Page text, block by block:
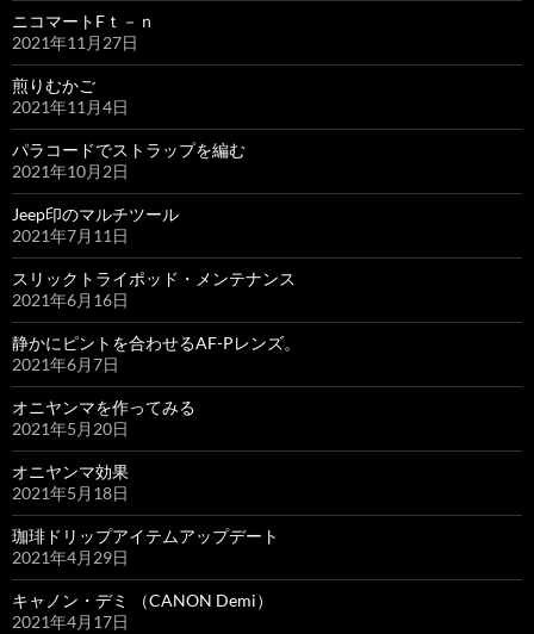
ニコマートFｔ－ｎ
2021年11月27日
煎りむかご
2021年11月4日
パラコードでストラップを編む
2021年10月2日
Jeep印のマルチツール
2021年7月11日
スリックトライポッド・メンテナンス
2021年6月16日
静かにピントを合わせるAF-Pレンズ。
2021年6月7日
オニヤンマを作ってみる
2021年5月20日
オニヤンマ効果
2021年5月18日
珈琲ドリップアイテムアップデート
2021年4月29日
キャノン・デミ （CANON Demi）
2021年4月17日